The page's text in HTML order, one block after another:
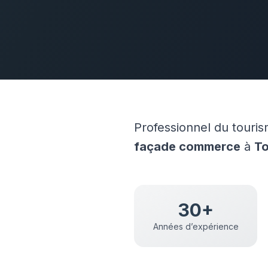
Professionnel du
façade commerce à
30+
Années d’expérience